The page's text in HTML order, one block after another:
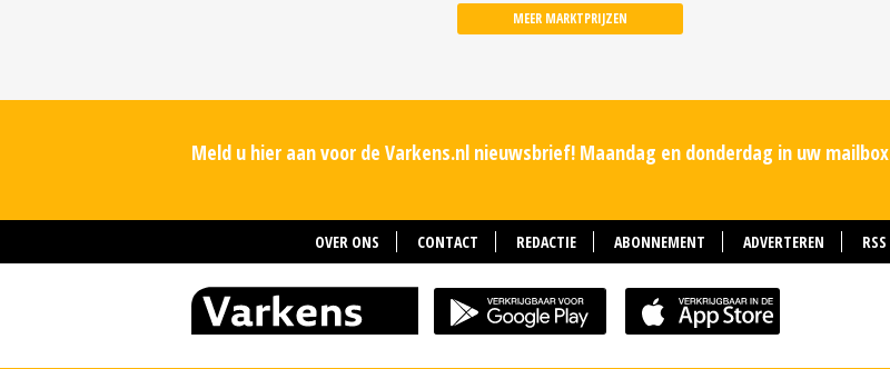
MEER MARKTPRIJZEN
Meld u hier aan voor de Varkens.nl nieuwsbrief! Maandag en donderdag in uw mailbox
OVER ONS CONTACT REDACTIE ABONNEMENT ADVERTEREN RSS